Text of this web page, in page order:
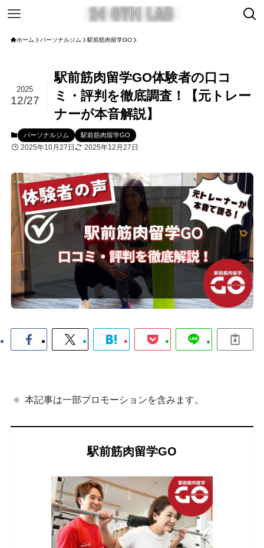
ホーム パーソナルジム 駅前筋肉留学GO
駅前筋肉留学GO体験者の口コ
ミ・評判を徹底調査！【元トレー
ナーが本音解説】
2025
12/27
パーソナルジム 駅前筋肉留学GO
2025年10月27日 2025年12月27日
本記事は一部プロモーションを含みます。
駅前筋肉留学GO